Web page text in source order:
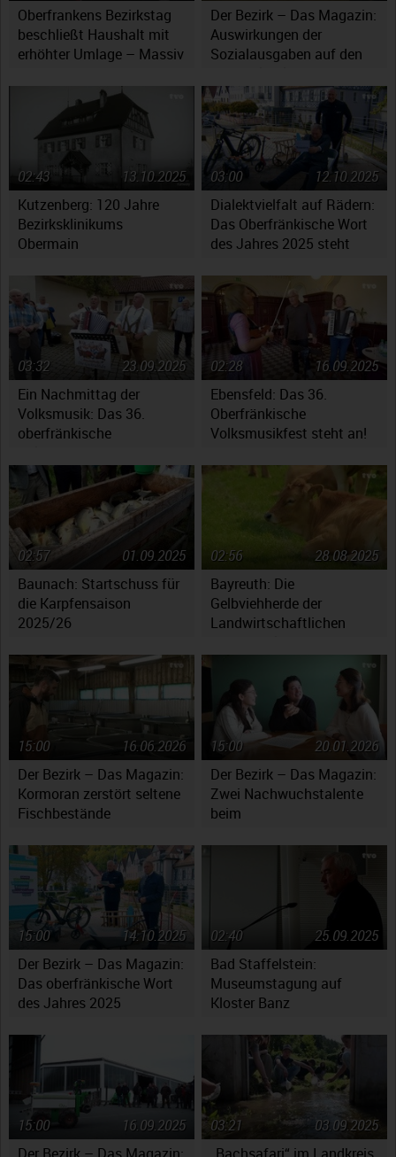
Oberfrankens Bezirkstag
beschließt Haushalt mit
erhöhter Umlage – Massiv
Der Bezirk – Das Magazin:
Auswirkungen der
Sozialausgaben auf den
Kutzenberg: 120 Jahre
Bezirksklinikums
Obermain
13.10.2025
02:43
Dialektvielfalt auf Rädern:
Das Oberfränkische Wort
des Jahres 2025 steht
12.10.2025
03:00
Ein Nachmittag der
Volksmusik: Das 36.
oberfränkische
Ebensfeld
23.09.2025
03:32
Ebensfeld: Das 36.
Oberfränkische
Volksmusikfest steht an!
16.09.2025
02:28
Baunach: Startschuss für
die Karpfensaison
2025/26
01.09.2025
02:57
Bayreuth: Die
Gelbviehherde der
Landwirtschaftlichen
28.08.2025
02:56
Der Bezirk – Das Magazin:
Kormoran zerstört seltene
Fischbestände
16.06.2026
15:00
Der Bezirk – Das Magazin:
Zwei Nachwuchstalente
beim
Oberfranken
20.01.2026
15:00
Der Bezirk – Das Magazin:
Das oberfränkische Wort
des Jahres 2025
14.10.2025
15:00
Bad Staffelstein:
Museumstagung auf
Kloster Banz
25.09.2025
02:40
16.09.2025
15:00
03.09.2025
03:21